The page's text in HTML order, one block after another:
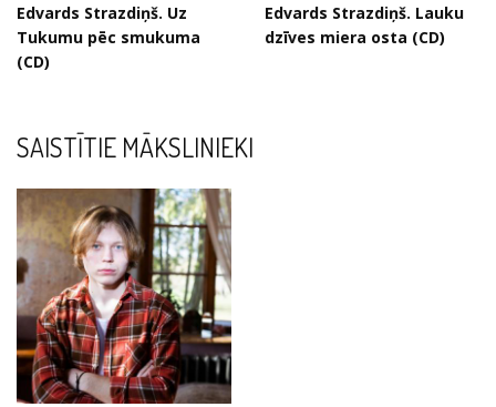
Edvards Strazdiņš. Uz
Tukumu pēc smukuma
(CD)
Edvards Strazdiņš. Lauku
dzīves miera osta (CD)
SAISTĪTIE MĀKSLINIEKI